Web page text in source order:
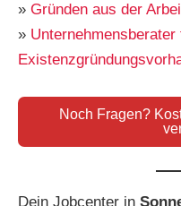
» Gründen aus der
»
Noch Fragen?
Dein Jobcenter in